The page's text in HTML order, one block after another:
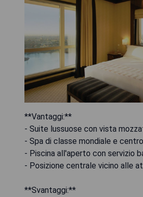
**Vantaggi:**
- Suite lussuose con vista
- Spa di classe mondiale e
- Piscina all'aperto con servizio
- Posizione centrale vicino alle
**Svantaggi:**